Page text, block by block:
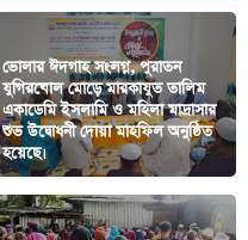
ভোলার ঈদগাহ সংলগ্ন, পুরাতন
যুগিরঘোল মোড়ে মারকাযুত তালিম
একাডেমি ইসলামি ও মহিলা মাদ্রাসার
শুভ উদ্বোধনী দোয়া মাহফিল অনুষ্ঠিত
হয়েছে।